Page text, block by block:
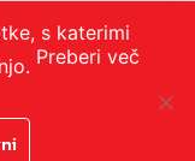
s katerimi
Preberi več